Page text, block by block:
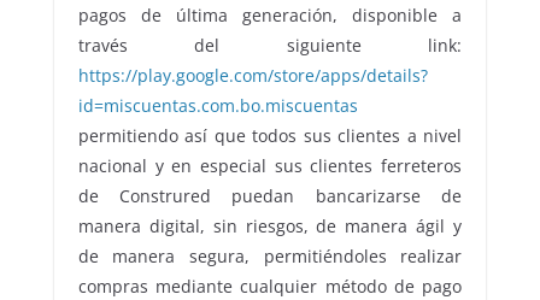
pagos de última generación, disponible a
través del siguiente link:
https://play.google.com/store/apps/details?
id=miscuentas.com.bo.miscuentas
permitiendo así que todos sus clientes a nivel
nacional y en especial sus clientes ferreteros
de Construred puedan bancarizarse de
manera digital, sin riesgos, de manera ágil y
de manera segura, permitiéndoles realizar
compras mediante cualquier método de pago